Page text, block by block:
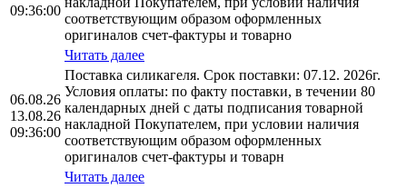
09:36:00
соответствующим образом оформленных
оригиналов счет-фактуры и товарно
Читать далее
06.08.26
13.08.26
09:36:00
Поставка силикагеля. Срок поставки: 07.12. 2026г.
Условия оплаты: по факту поставки, в течении 80
календарных дней с даты подписания товарной
накладной Покупателем, при условии наличия
соответствующим образом оформленных
оригиналов счет-фактуры и товарн
Читать далее